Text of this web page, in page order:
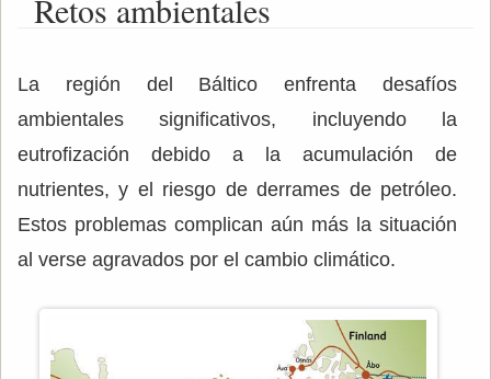
Retos ambientales
La región del Báltico enfrenta desafíos
ambientales significativos, incluyendo la
eutrofización debido a la acumulación de
nutrientes, y el riesgo de derrames de petróleo.
Estos problemas complican aún más la situación
al verse agravados por el cambio climático.